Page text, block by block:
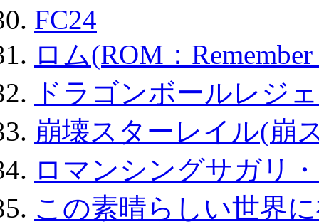
FC24
ロム(ROM：
ドラゴンボールレジ
崩壊スターレイル(崩
ロマンシングサガリ
この素晴らしい世界